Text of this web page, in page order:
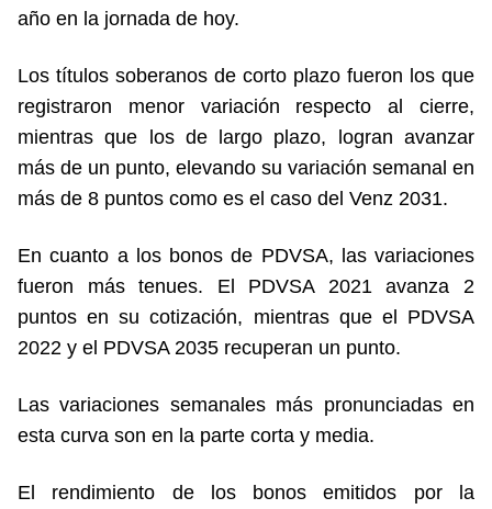
año en la jornada de hoy.
Los títulos soberanos de corto plazo fueron los que
registraron menor variación respecto al cierre,
mientras que los de largo plazo, logran avanzar
más de un punto, elevando su variación semanal en
más de 8 puntos como es el caso del Venz 2031.
En cuanto a los bonos de PDVSA, las variaciones
fueron más tenues. El PDVSA 2021 avanza 2
puntos en su cotización, mientras que el PDVSA
2022 y el PDVSA 2035 recuperan un punto.
Las variaciones semanales más pronunciadas en
esta curva son en la parte corta y media.
El rendimiento de los bonos emitidos por la